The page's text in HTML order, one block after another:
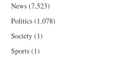
News (7,523)
Politics (1,078)
Society (1)
Sports (1)